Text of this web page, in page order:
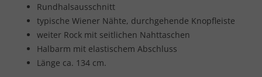
Rundhalsausschnitt
typische Wiener Nähte, durchgehende Knopfleiste
weiter Rock mit seitlichen Nahttaschen
Halbarm mit elastischem Abschluss
Länge ca. 134 cm.